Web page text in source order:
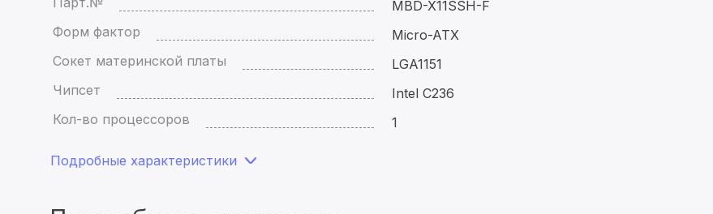
MBD-X11SSH-F
Форм фактор
Micro-ATX
Сокет материнской платы
LGA1151
Чипсет
Intel C236
Кол-во процессоров
1
Подробные характеристики